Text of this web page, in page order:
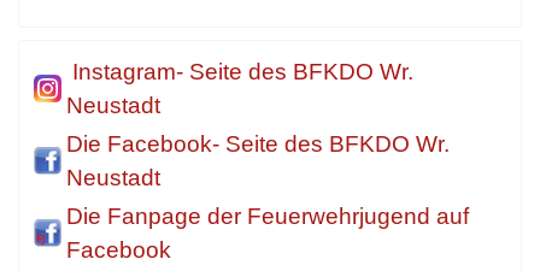
Instagram- Seite des BFKDO Wr.
Neustadt
Die Facebook- Seite des BFKDO Wr.
Neustadt
Die Fanpage der Feuerwehrjugend auf
Facebook